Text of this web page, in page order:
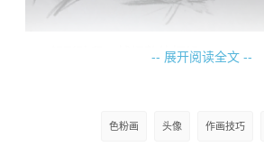
起形阶段：捕捉整体框架
对象的比例关系 —— 如头部与身体的
-- 展开阅读全文 --
色粉画 头像 作画技巧